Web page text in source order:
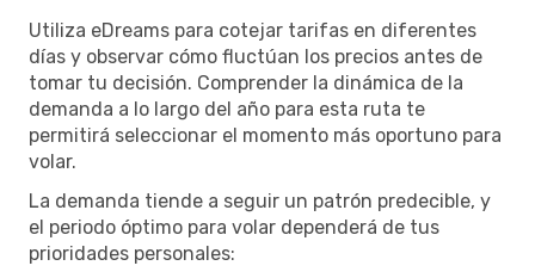
Utiliza eDreams para cotejar tarifas en diferentes
días y observar cómo fluctúan los precios antes de
tomar tu decisión. Comprender la dinámica de la
demanda a lo largo del año para esta ruta te
permitirá seleccionar el momento más oportuno para
volar.
La demanda tiende a seguir un patrón predecible, y
el periodo óptimo para volar dependerá de tus
prioridades personales: